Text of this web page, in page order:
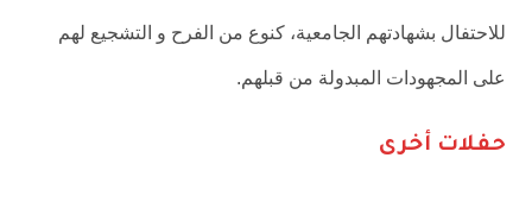
للاحتفال بشهادتهم الجامعية، كنوع من الفرح و التشجيع لهم
على المجهودات المبدولة من قبلهم.
حفلات أخرى